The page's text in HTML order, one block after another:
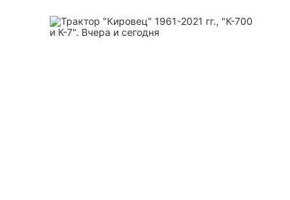
Трактор "Кировец" 1961-2021 гг., "К-700 и